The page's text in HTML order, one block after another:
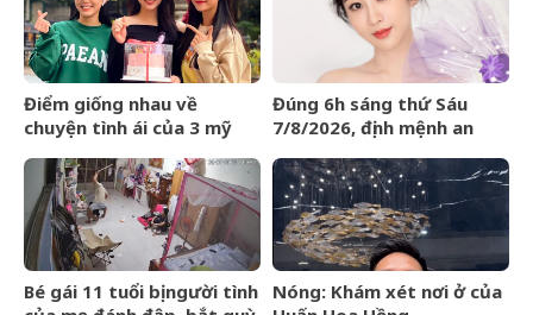
Điểm giống nhau về
chuyện tình ái của 3 mỹ
Đúng 6h sáng thứ Sáu
7/8/2026, định mệnh an
như cá chép hóa rồng,
giàu có lên bất chấp
Bé gái 11 tuổi bị người tình
Nóng: Khám xét nơi ở của